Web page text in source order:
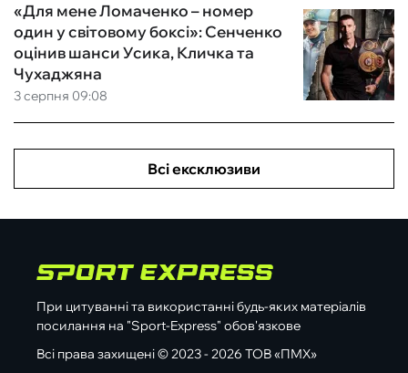
3 серпня 09:08
«Для мене Ломаченко – номер
один у світовому боксі»: Сенченко
оцінив шанси Усика, Кличка та
Чухаджяна
Всі ексклюзиви
При цитуванні та використанні будь-яких матеріалів
посилання на "Sport-Express" обов'язкове
Всі права захищені © 2023 - 2026 ТОВ «ПМХ»